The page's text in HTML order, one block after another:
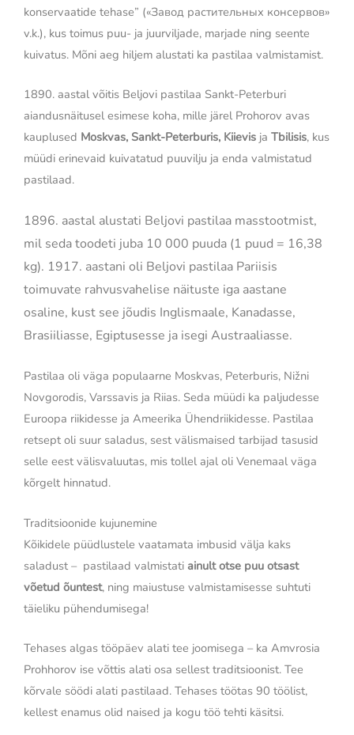
konservaatide tehase” («Завод растительных консервов»
v.k.), kus toimus puu- ja juurviljade, marjade ning seente
kuivatus. Mõni aeg hiljem alustati ka pastilaa valmistamist.
1890. aastal võitis Beljovi pastilaa Sankt-Peterburi
aiandusnäitusel esimese koha, mille järel Prohorov avas
kauplused Moskvas, Sankt-Peterburis, Kiievis ja Tbilisis, kus
müüdi erinevaid kuivatatud puuvilju ja enda valmistatud
pastilaad.
1896. aastal alustati Beljovi pastilaa masstootmist,
mil seda toodeti juba 10 000 puuda (1 puud = 16,38
kg). 1917. aastani oli Beljovi pastilaa Pariisis
toimuvate rahvusvahelise näituste iga aastane
osaline, kust see jõudis Inglismaale, Kanadasse,
Brasiiliasse, Egiptusesse ja isegi Austraaliasse.
Pastilaa oli väga populaarne Moskvas, Peterburis, Nižni
Novgorodis, Varssavis ja Riias. Seda müüdi ka paljudesse
Euroopa riikidesse ja Ameerika Ühendriikidesse. Pastilaa
retsept oli suur saladus, sest välismaised tarbijad tasusid
selle eest välisvaluutas, mis tollel ajal oli Venemaal väga
kõrgelt hinnatud.
Traditsioonide kujunemine
Kõikidele püüdlustele vaatamata imbusid välja kaks
saladust – pastilaad valmistati ainult otse puu otsast
võetud õuntest, ning maiustuse valmistamisesse suhtuti
täieliku pühendumisega!
Tehases algas tööpäev alati tee joomisega – ka Amvrosia
Prohhorov ise võttis alati osa sellest traditsioonist. Tee
kõrvale söödi alati pastilaad. Tehases töötas 90 töölist,
kellest enamus olid naised ja kogu töö tehti käsitsi.